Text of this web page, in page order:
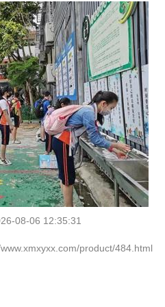
08-06 12:35:31
product/484.html